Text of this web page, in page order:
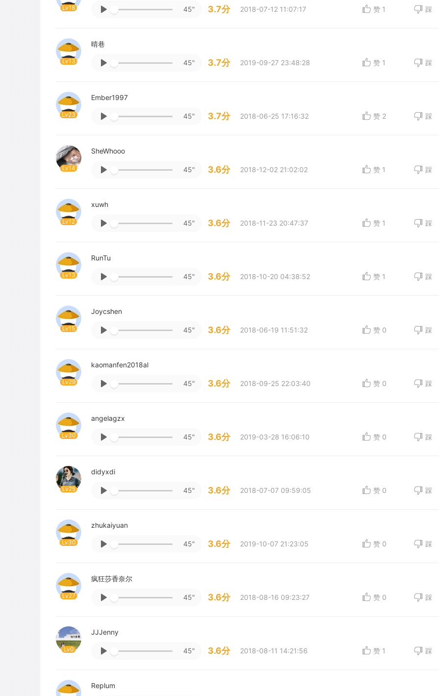
Lv18 45" 3.7分 2018-07-12 11:07:17 赞 1 踩
Lv13
晴巷
45" 3.7分 2019-09-27 23:48:28 赞 1 踩
Lv23
Ember1997
45" 3.7分 2018-06-25 17:16:32 赞 2 踩
Lv14
SheWhooo
45" 3.6分 2018-12-02 21:02:02 赞 1 踩
Lv12
xuwh
45" 3.6分 2018-11-23 20:47:37 赞 1 踩
Lv13
RunTu
45" 3.6分 2018-10-20 04:38:52 赞 1 踩
Lv15
Joycshen
45" 3.6分 2018-06-19 11:51:32 赞 0 踩
Lv29
kaomanfen2018al
45" 3.6分 2018-09-25 22:03:40 赞 0 踩
Lv30
angelagzx
45" 3.6分 2019-03-28 16:06:10 赞 0 踩
Lv25
didyxdi
45" 3.6分 2018-07-07 09:59:05 赞 0 踩
Lv30
zhukaiyuan
45" 3.6分 2019-10-07 21:23:05 赞 0 踩
Lv27
疯狂莎香奈尔
45" 3.6分 2018-08-16 09:23:27 赞 0 踩
Lv0
JJJenny
45" 3.6分 2018-08-11 14:21:56 赞 1 踩
Replum